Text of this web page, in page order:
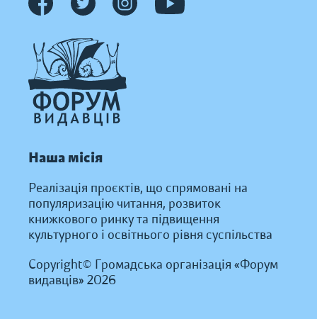
Наша місія
Реалізація проєктів, що спрямовані на
популяризацію читання, розвиток
книжкового ринку та підвищення
культурного і освітнього рівня суспільства
Copyright© Громадська організація «Форум
видавців» 2026